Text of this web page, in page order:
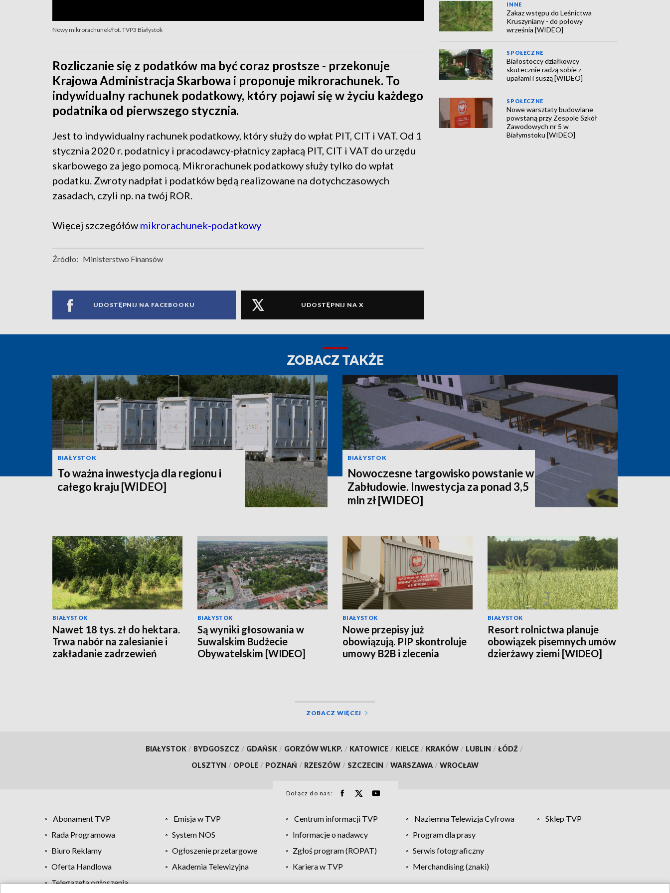
Nowy mikrorachunek/fot. TVP3 Białystok
Rozliczanie się z podatków ma być coraz prostsze - przekonuje
Krajowa Administracja Skarbowa i proponuje mikrorachunek. To
indywidualny rachunek podatkowy, który pojawi się w życiu każdego
podatnika od pierwszego stycznia.
Jest to indywidualny rachunek podatkowy, który służy do wpłat PIT, CIT i VAT. Od 1
stycznia 2020 r. podatnicy i pracodawcy-płatnicy zapłacą PIT, CIT i VAT do urzędu
skarbowego za jego pomocą. Mikrorachunek podatkowy służy tylko do wpłat
podatku. Zwroty nadpłat i podatków będą realizowane na dotychczasowych
zasadach, czyli np. na twój ROR.
Więcej szczegółów mikrorachunek-podatkowy
Źródło: Ministerstwo Finansów
UDOSTĘPNIJ NA FACEBOOKU UDOSTĘPNIJ NA X
INNE
Zakaz wstępu do Leśnictwa
Kruszyniany - do połowy
września [WIDEO]
SPOŁECZNE
Białostoccy działkowcy
skutecznie radzą sobie z
upałami i suszą [WIDEO]
SPOŁECZNE
Nowe warsztaty budowlane
powstaną przy Zespole Szkół
Zawodowych nr 5 w
Białymstoku [WIDEO]
ZOBACZ TAKŻE
BIAŁYSTOK
To ważna inwestycja dla regionu i
całego kraju [WIDEO]
BIAŁYSTOK
Nowoczesne targowisko powstanie w
Zabłudowie. Inwestycja za ponad 3,5
mln zł [WIDEO]
BIAŁYSTOK
Nawet 18 tys. zł do hektara.
Trwa nabór na zalesianie i
zakładanie zadrzewień
BIAŁYSTOK
Są wyniki głosowania w
Suwalskim Budżecie
Obywatelskim [WIDEO]
BIAŁYSTOK
Nowe przepisy już
obowiązują. PIP skontroluje
umowy B2B i zlecenia
BIAŁYSTOK
Resort rolnictwa planuje
obowiązek pisemnych umów
dzierżawy ziemi [WIDEO]
ZOBACZ WIĘCEJ
BIAŁYSTOK / BYDGOSZCZ / GDAŃSK / GORZÓW WLKP. / KATOWICE / KIELCE / KRAKÓW / LUBLIN / ŁÓDŹ /
OLSZTYN / OPOLE / POZNAŃ / RZESZÓW / SZCZECIN / WARSZAWA / WROCŁAW
Dołącz do nas:
Abonament TVP Emisja w TVP Centrum informacji TVP Naziemna Telewizja Cyfrowa
Sklep TVP
Rada Programowa
System NOS Informacje o nadawcy
Program dla prasy
Biuro Reklamy
Ogłoszenie przetargowe Zgłoś program (ROPAT)
Serwis fotograficzny
Oferta Handlowa
Akademia Telewizyjna Kariera w TVP
Merchandising (znaki)
Telegazeta ogłoszenia